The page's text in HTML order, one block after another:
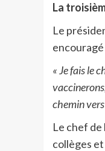
La
Le
encouragé
« Je fais le
chemin
Le chef
collèges